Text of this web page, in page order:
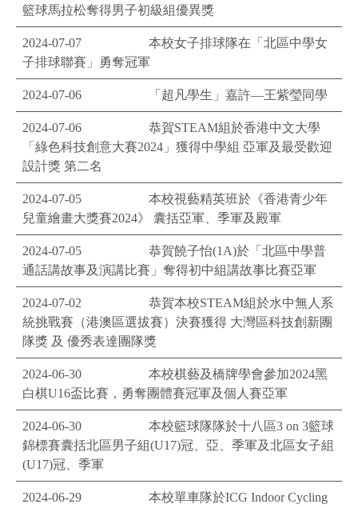
籃球馬拉松奪得男子初級組優異獎
2024-07-07
本校女子排球隊在「北區中學女
子排球聯賽」勇奪冠軍
2024-07-06 「超凡學生」嘉許—王紫瑩同學
2024-07-06
恭賀STEAM組於香港中文大學
「綠色科技創意大賽2024」獲得中學組 亞軍及最受歡迎
設計獎 第二名
2024-07-05
本校視藝精英班於《香港青少年
兒童繪畫大獎賽2024》 囊括亞軍、季軍及殿軍
2024-07-05
恭賀饒子怡(1A)於「北區中學普
通話講故事及演講比賽」奪得初中組講故事比賽亞軍
2024-07-02
恭賀本校STEAM組於水中無人系
統挑戰賽（港澳區選拔賽）決賽獲得 大灣區科技創新團
隊獎 及 優秀表達團隊獎
2024-06-30
本校棋藝及橋牌學會參加2024黑
白棋U16盃比賽，勇奪團體賽冠軍及個人賽亞軍
2024-06-30
本校籃球隊隊於十八區3 on 3籃球
錦標賽囊括北區男子組(U17)冠、亞、季軍及北區女子組
(U17)冠、季軍
2024-06-29
本校單車隊於ICG Indoor Cycling